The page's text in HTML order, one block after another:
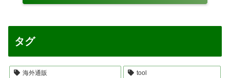
タグ
海外通販 tool